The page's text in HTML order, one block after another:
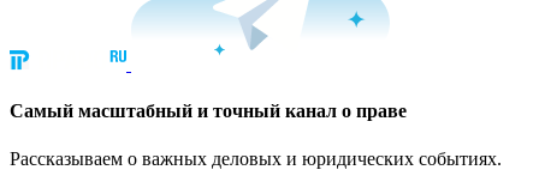
Cамый масштабный и точный канал о праве
Рассказываем о важных деловых и юридических событиях.